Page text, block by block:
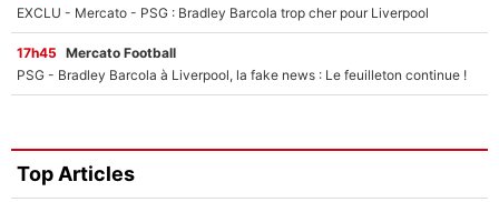
EXCLU - Mercato - PSG : Bradley Barcola trop cher pour Liverpool
17h45 Mercato Football
PSG - Bradley Barcola à Liverpool, la fake news : Le feuilleton continue !
Top Articles